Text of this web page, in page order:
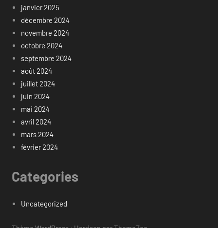
janvier 2025
décembre 2024
novembre 2024
octobre 2024
septembre 2024
août 2024
juillet 2024
juin 2024
mai 2024
avril 2024
mars 2024
février 2024
Categories
Uncategorized